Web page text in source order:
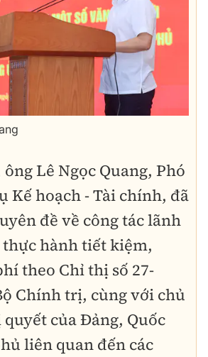
ôngLê Ngọc Quang, Phó
Kế hoạch - Tài chính, đã
đề về công tác lãnh
hành tiết kiệm,
theo Chỉ thị số 27-
Chính trị, cùng với chủ
của Đảng, Quốc
liên quan đến các